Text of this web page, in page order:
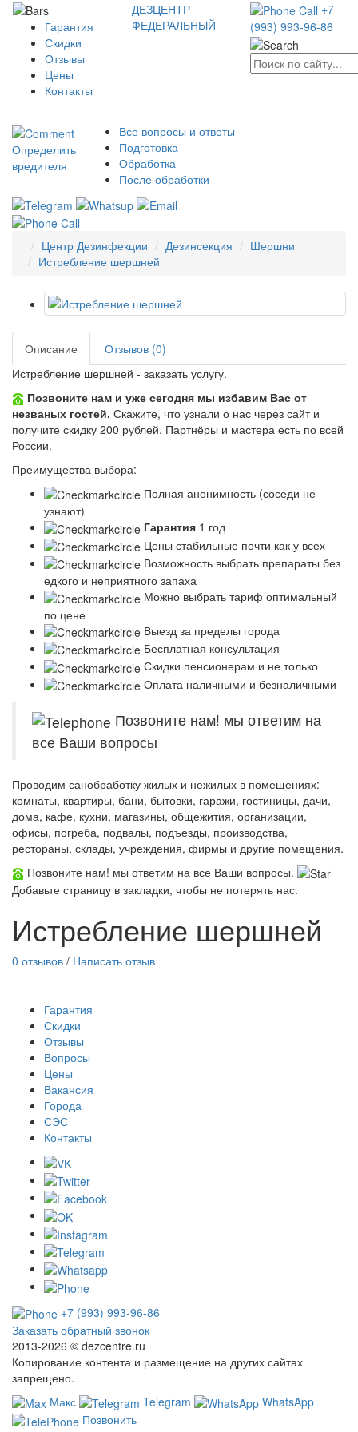
Гарантия
Скидки
Отзывы
Цены
Контакты
ДЕЗЦЕНТР
ФЕДЕРАЛЬНЫЙ
+7
(993) 993-96-86
Определить
вредителя
Все вопросы и ответы
Подготовка
Обработка
После обработки
Центр Дезинфекции Дезинсекция
Шершни
Истребление шершней
Описание
Отзывов (0)
Истребление шершней - заказать услугу.
Позвоните нам и уже сегодня мы избавим Вас от
незваных гостей. Скажите, что узнали о нас через сайт и
получите скидку 200 рублей. Партнёры и мастера есть по всей
России.
Преимущества выбора:
Полная анонимность (соседи не
узнают)
Гарантия 1 год
Цены стабильные почти как у всех
Возможность выбрать препараты без
едкого и неприятного запаха
Можно выбрать тариф оптимальный
по цене
Выезд за пределы города
Бесплатная консультация
Скидки пенсионерам и не только
Оплата наличными и безналичными
Позвоните нам! мы ответим на
все Ваши вопросы
Проводим санобработку жилых и нежилых в помещениях:
комнаты, квартиры, бани, бытовки, гаражи, гостиницы, дачи,
дома, кафе, кухни, магазины, общежития, организации,
офисы, погреба, подвалы, подъезды, производства,
рестораны, склады, учреждения, фирмы и другие помещения.
Позвоните нам! мы ответим на все Ваши вопросы.
Добавьте страницу в закладки, чтобы не потерять нас.
Истребление шершней
0 отзывов / Написать отзыв
Гарантия
Скидки
Отзывы
Вопросы
Цены
Вакансия
Города
СЭС
Контакты
+7 (993) 993-96-86
Заказать обратный звонок
2013-2026 © dezcentre.ru
Копирование контента и размещение на других сайтах
запрещено.
Макс
Telegram
WhatsApp
Позвонить